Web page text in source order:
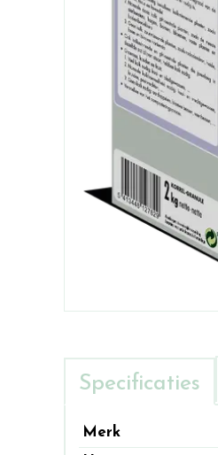
Specificaties
Merk